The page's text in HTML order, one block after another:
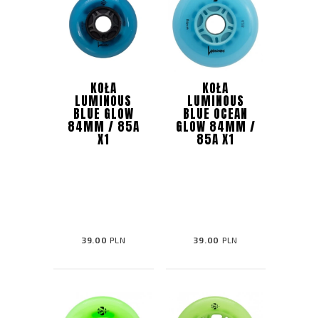
KOŁA
LUMINOUS
BLUE GLOW
84MM / 85A
X1
39.00 PLN
KOŁA
LUMINOUS
BLUE OCEAN
GLOW 84MM /
85A X1
39.00 PLN